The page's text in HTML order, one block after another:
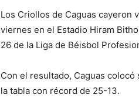
Los Criollos de Caguas cayeron
viernes en el Estadio Hiram
26 de la Liga de Béisbol
Con el resultado, Caguas
la tabla con récord de 25-13.